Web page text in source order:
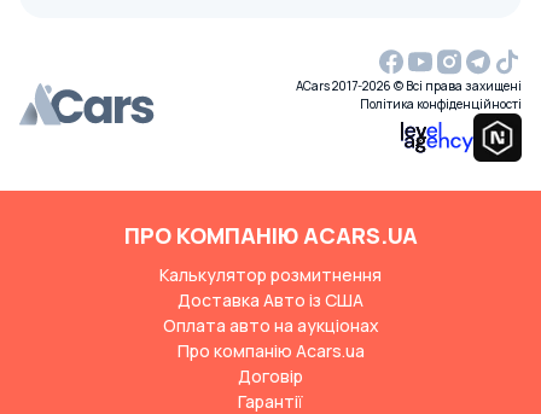
ACars 2017-2026 © Всі права захищені
Політика конфіденційності
ПРО КОМПАНІЮ ACARS.UA
Калькулятор розмитнення
Доставка Авто із США
Оплата авто на аукціонах
Про компанію Acars.ua
Договір
Гарантії